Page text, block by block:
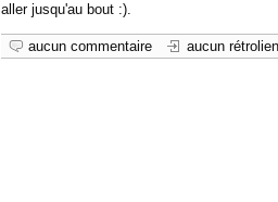
aller jusqu'au bout :).
aucun commentaire aucun rétrolien